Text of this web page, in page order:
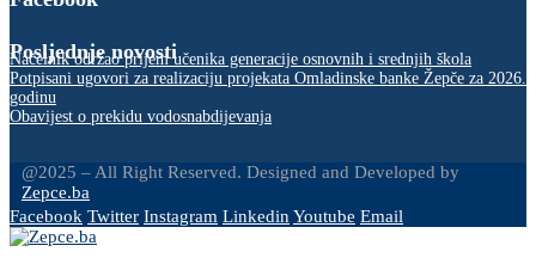
Posljednje novosti
Načelnik održao prijem učenika generacije osnovnih i srednjih škola
Potpisani ugovori za realizaciju projekata Omladinske banke Žepče za 2026.
godinu
Obavijest o prekidu vodosnabdijevanja
@2025 – All Right Reserved. Designed and Developed by
Zepce.ba
Facebook Twitter Instagram Linkedin Youtube Email